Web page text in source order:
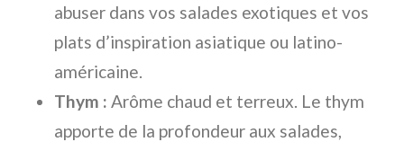
abuser dans vos salades exotiques et vos
plats d’inspiration asiatique ou latino-
américaine.
Thym : Arôme chaud et terreux. Le thym
apporte de la profondeur aux salades,